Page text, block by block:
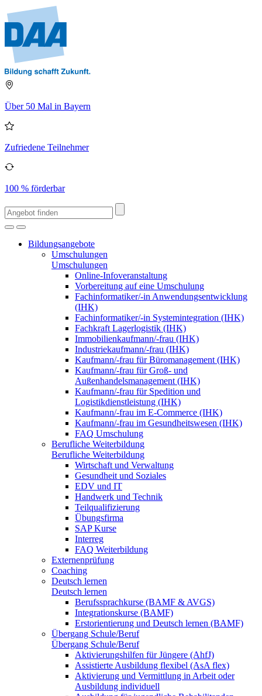
Über 50 Mal in Bayern
Zufriedene Teilnehmer
100 % förderbar
Bildungsangebote
Umschulungen
Umschulungen
Online-Infoveranstaltung
Vorbereitung auf eine Umschulung
Fachinformatiker/-in Anwendungsentwicklung
(IHK)
Fachinformatiker/-in Systemintegration (IHK)
Fachkraft Lagerlogistik (IHK)
Immobilienkaufmann/-frau (IHK)
Industriekaufmann/-frau (IHK)
Kaufmann/-frau für Büromanagement (IHK)
Kaufmann/-frau für Groß- und
Außenhandelsmanagement (IHK)
Kaufmann/-frau für Spedition und
Logistikdienstleistung (IHK)
Kaufmann/-frau im E-Commerce (IHK)
Kaufmann/-frau im Gesundheitswesen (IHK)
FAQ Umschulung
Berufliche Weiterbildung
Berufliche Weiterbildung
Wirtschaft und Verwaltung
Gesundheit und Soziales
EDV und IT
Handwerk und Technik
Teilqualifizierung
Übungsfirma
SAP Kurse
Interreg
FAQ Weiterbildung
Externenprüfung
Coaching
Deutsch lernen
Deutsch lernen
Berufssprachkurse (BAMF & AVGS)
Integrationskurse (BAMF)
Erstorientierung und Deutsch lernen (BAMF)
Übergang Schule/Beruf
Übergang Schule/Beruf
Aktivierungshilfen für Jüngere (AhfJ)
Assistierte Ausbildung flexibel (AsA flex)
Aktivierung und Vermittlung in Arbeit oder
Ausbildung individuell